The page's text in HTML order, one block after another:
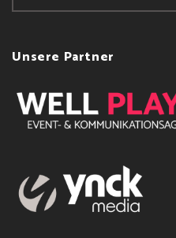
Unsere Partner